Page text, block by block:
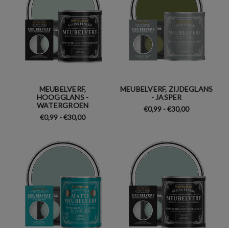
MEUBELVERF,
HOOGGLANS -
WATERGROEN
€0,99 - €30,00
MEUBELVERF, ZIJDEGLANS
- JASPER
€0,99 - €30,00